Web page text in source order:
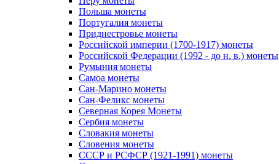
Польша монеты
Португалия монеты
Приднестровье монеты
Российской империи (1700-1917) монеты
Российской Федерации (1992 - до н. в.) монеты
Румыния монеты
Самоа монеты
Сан-Марино монеты
Сан-Феликс монеты
Северная Корея Монеты
Сербия монеты
Словакия монеты
Словения монеты
СССР и РСФСР (1921-1991) монеты